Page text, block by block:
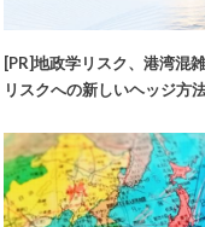
[PR]地政学リスク、港湾混
リスクへの新しいヘッジ方